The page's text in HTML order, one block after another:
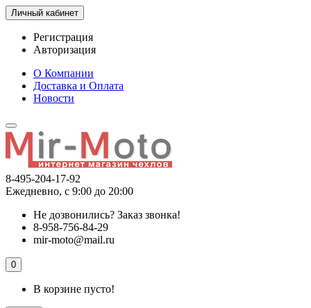
Личный кабинет
Регистрация
Авторизация
О Компании
Доставка и Оплата
Новости
8-495-204-17-92
Ежедневно, с 9:00 до 20:00
Не дозвонились? Заказ звонка!
8-958-756-84-29
mir-moto@mail.ru
0
В корзине пусто!